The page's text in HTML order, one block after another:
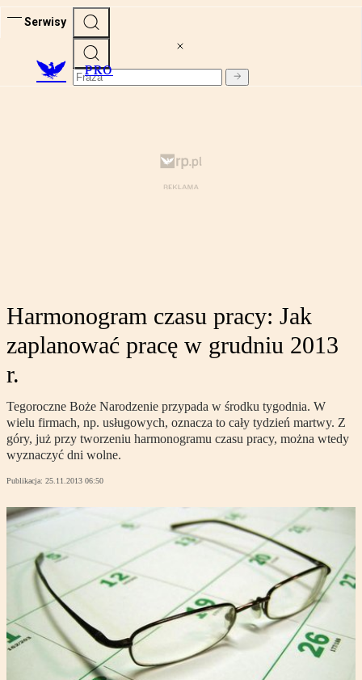
Serwisy
PRO
Harmonogram czasu pracy: Jak
zaplanować pracę w grudniu 2013
r.
Tegoroczne Boże Narodzenie przypada w środku tygodnia. W
wielu firmach, np. usługowych, oznacza to cały tydzień martwy. Z
góry, już przy tworzeniu harmonogramu czasu pracy, można wtedy
wyznaczyć dni wolne.
Publikacja: 25.11.2013 06:50